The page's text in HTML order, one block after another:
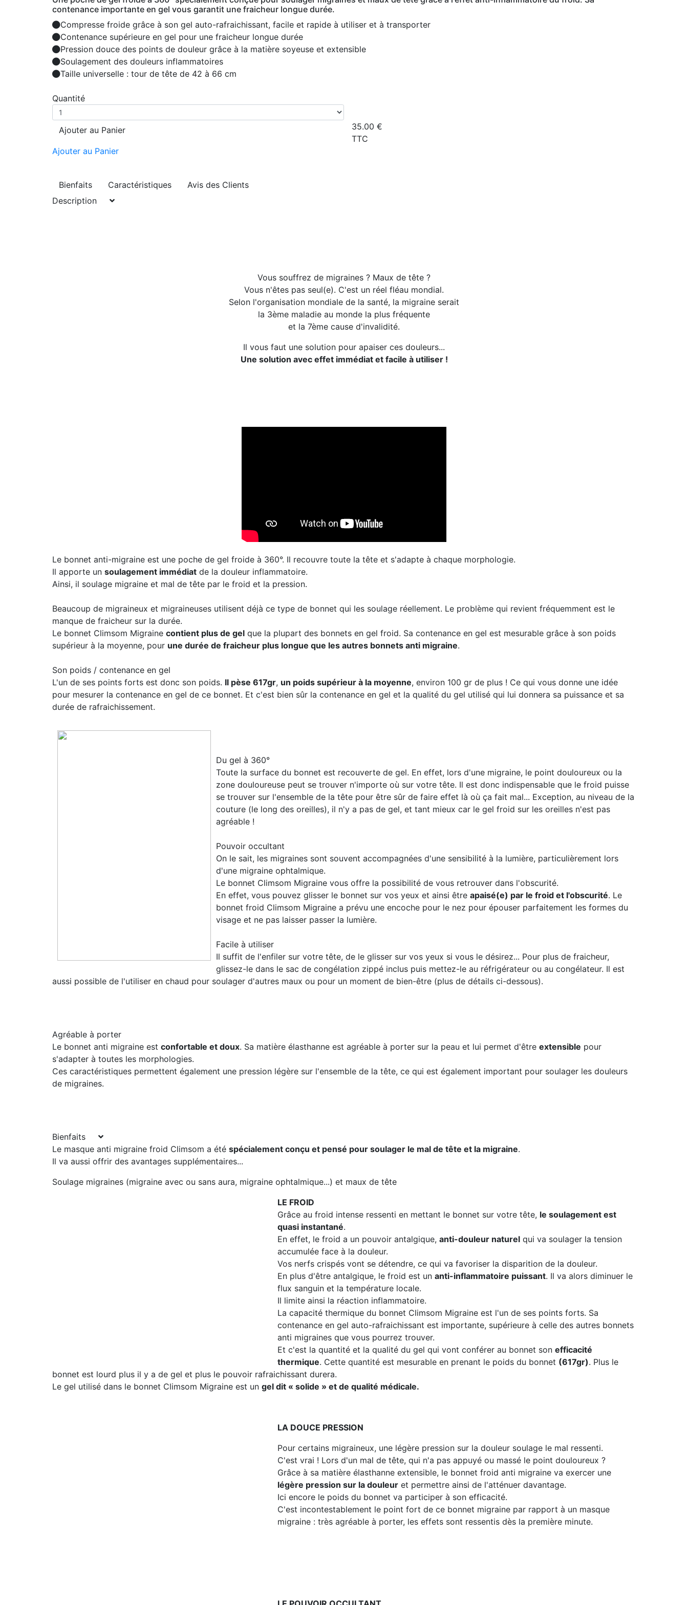
contenance importante en gel vous garantit une fraicheur longue durée.
Compresse froide grâce à son gel auto-rafraichissant, facile et rapide à utiliser et à transporter
Contenance supérieure en gel pour une fraicheur longue durée
Pression douce des points de douleur grâce à la matière soyeuse et extensible
Soulagement des douleurs inflammatoires
Taille universelle : tour de tête de 42 à 66 cm
Quantité
Ajouter au Panier
Ajouter au Panier
35.00 €
TTC
Bienfaits Caractéristiques
Avis des Clients
Description
Vous souffrez de migraines ? Maux de tête ?
Vous n'êtes pas seul(e). C'est un réel fléau mondial.
Selon l'organisation mondiale de la santé, la migraine serait
la 3ème maladie au monde la plus fréquente
et la 7ème cause d'invalidité.
Il vous faut une solution pour apaiser ces douleurs...
Une solution avec effet immédiat et facile à utiliser !
Le bonnet anti-migraine est une poche de gel froide à 360°. Il recouvre toute la tête et s'adapte à chaque morphologie.
Il apporte un soulagement immédiat de la douleur inflammatoire.
Ainsi, il soulage migraine et mal de tête par le froid et la pression.
Beaucoup de migraineux et migraineuses utilisent déjà ce type de bonnet qui les soulage réellement. Le problème qui revient fréquemment est le
manque de fraicheur sur la durée.
Le bonnet Climsom Migraine contient plus de gel que la plupart des bonnets en gel froid. Sa contenance en gel est mesurable grâce à son poids
supérieur à la moyenne, pour une durée de fraicheur plus longue que les autres bonnets anti migraine.
Son poids / contenance en gel
L'un de ses points forts est donc son poids. Il pèse 617gr, un poids supérieur à la moyenne, environ 100 gr de plus ! Ce qui vous donne une idée
pour mesurer la contenance en gel de ce bonnet. Et c'est bien sûr la contenance en gel et la qualité du gel utilisé qui lui donnera sa puissance et sa
durée de rafraichissement.
Du gel à 360°
Toute la surface du bonnet est recouverte de gel. En effet, lors d'une migraine, le point douloureux ou la
zone douloureuse peut se trouver n'importe où sur votre tête. Il est donc indispensable que le froid puisse
se trouver sur l'ensemble de la tête pour être sûr de faire effet là où ça fait mal... Exception, au niveau de la
couture (le long des oreilles), il n'y a pas de gel, et tant mieux car le gel froid sur les oreilles n'est pas
agréable !
Pouvoir occultant
On le sait, les migraines sont souvent accompagnées d'une sensibilité à la lumière, particulièrement lors
d'une migraine ophtalmique.
Le bonnet Climsom Migraine vous offre la possibilité de vous retrouver dans l'obscurité.
En effet, vous pouvez glisser le bonnet sur vos yeux et ainsi être apaisé(e) par le froid et l'obscurité. Le
bonnet froid Climsom Migraine a prévu une encoche pour le nez pour épouser parfaitement les formes du
visage et ne pas laisser passer la lumière.
Facile à utiliser
Il suffit de l'enfiler sur votre tête, de le glisser sur vos yeux si vous le désirez... Pour plus de fraicheur,
glissez-le dans le sac de congélation zippé inclus puis mettez-le au réfrigérateur ou au congélateur. Il est
aussi possible de l'utiliser en chaud pour soulager d'autres maux ou pour un moment de bien-être (plus de détails ci-dessous).
Agréable à porter
Le bonnet anti migraine est confortable et doux. Sa matière élasthanne est agréable à porter sur la peau et lui permet d'être extensible pour
s'adapter à toutes les morphologies.
Ces caractéristiques permettent également une pression légère sur l'ensemble de la tête, ce qui est également important pour soulager les douleurs
de migraines.
Bienfaits
Le masque anti migraine froid Climsom a été spécialement conçu et pensé pour soulager le mal de tête et la migraine.
Il va aussi offrir des avantages supplémentaires...
Soulage migraines (migraine avec ou sans aura, migraine ophtalmique...) et maux de tête
LE FROID
Grâce au froid intense ressenti en mettant le bonnet sur votre tête, le soulagement est
quasi instantané.
En effet, le froid a un pouvoir antalgique, anti-douleur naturel qui va soulager la tension
accumulée face à la douleur.
Vos nerfs crispés vont se détendre, ce qui va favoriser la disparition de la douleur.
En plus d'être antalgique, le froid est un anti-inflammatoire puissant. Il va alors diminuer le
flux sanguin et la température locale.
Il limite ainsi la réaction inflammatoire.
La capacité thermique du bonnet Climsom Migraine est l'un de ses points forts. Sa
contenance en gel auto-rafraichissant est importante, supérieure à celle des autres bonnets
anti migraines que vous pourrez trouver.
Et c'est la quantité et la qualité du gel qui vont conférer au bonnet son efficacité
thermique. Cette quantité est mesurable en prenant le poids du bonnet (617gr). Plus le
bonnet est lourd plus il y a de gel et plus le pouvoir rafraichissant durera.
Le gel utilisé dans le bonnet Climsom Migraine est un gel dit « solide » et de qualité médicale.
LA DOUCE PRESSION
Pour certains migraineux, une légère pression sur la douleur soulage le mal ressenti.
C'est vrai ! Lors d'un mal de tête, qui n'a pas appuyé ou massé le point douloureux ?
Grâce à sa matière élasthanne extensible, le bonnet froid anti migraine va exercer une
légère pression sur la douleur et permettre ainsi de l'atténuer davantage.
Ici encore le poids du bonnet va participer à son efficacité.
C'est incontestablement le point fort de ce bonnet migraine par rapport à un masque
migraine : très agréable à porter, les effets sont ressentis dès la première minute.